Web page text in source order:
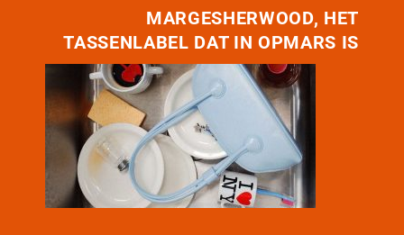
MARGESHERWOOD, HET
TASSENLABEL DAT IN OPMARS IS